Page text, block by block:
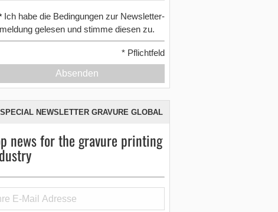
Ich habe die Bedingungen zur Newsletter-
gelesen und stimme diesen zu.
* Pflichtfeld
Absenden
SPECIAL NEWSLETTER GRAVURE GLOBAL
news for the gravure printing